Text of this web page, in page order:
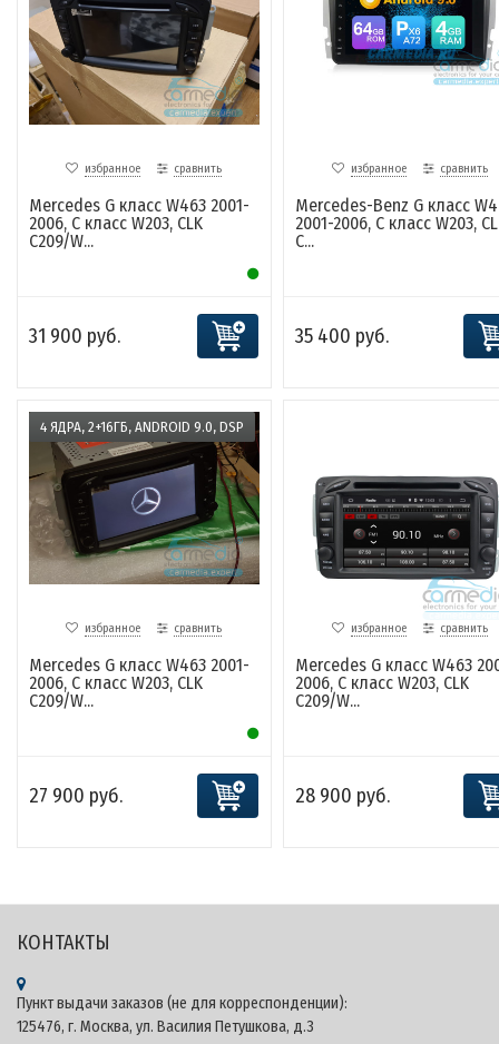
избранное сравнить
Mercedes G класс W463 2001-
2006, C класс W203, CLK
C209/W...
31 900 руб.
избранное сравнить
Mercedes-Benz G класс
2001-2006, C класс W203,
C...
35 400 руб.
4 ЯДРА, 2+16ГБ, ANDROID 9.0, DSP
избранное сравнить
Mercedes G класс W463 2001-
2006, C класс W203, CLK
C209/W...
27 900 руб.
избранное сравнить
Mercedes G класс W463
2006, C класс W203, CLK
C209/W...
28 900 руб.
КОНТАКТЫ
Пункт выдачи заказов (не для корреспонденции):
125476, г. Москва, ул. Василия Петушкова, д.3